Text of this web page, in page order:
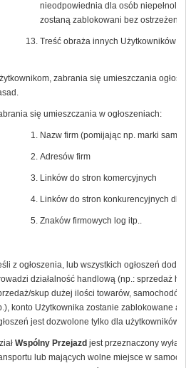
nieodpowiednia dla osób
zostaną zablokowani bez
Treść obraża innych Użytkowników
zabrania się umieszczania
się umieszczania w ogłoszeniach:
Nazw firm (pomijając np. marki
Adresów firm
Linków do stron komercyjnych
Linków do stron konkurencyjnych dla
Znaków firmowych log itp..
z ogłoszenia, lub wszystkich ogłoszeń
działalność handlową (np.: sprzedaż
skup dużej ilości towarów,
konto Użytkownika zostanie zablokowane a
jest dozwolone tylko dla użytkowników
Wspólny Przejazd jest przeznaczony
lub mających wolne miejsce w